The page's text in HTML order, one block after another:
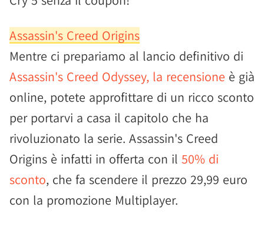
Assassin's Creed Origins
Mentre ci prepariamo al lancio definitivo di
Assassin's Creed Odyssey, la recensione è già
online, potete approfittare di un ricco sconto
per portarvi a casa il capitolo che ha
rivoluzionato la serie. Assassin's Creed
Origins è infatti in offerta con il 50% di
sconto, che fa scendere il prezzo 29,99 euro
con la promozione Multiplayer.